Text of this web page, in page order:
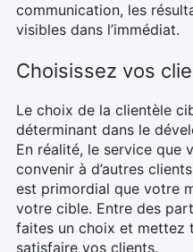
communication, les
visibles dans l’immédiat.
Choisissez vos
Le choix de la clientèle
déterminant dans le
En réalité, le service que
convenir à d’autres
est primordial que votre
votre cible. Entre des
faites un choix et
satisfaire vos clients.